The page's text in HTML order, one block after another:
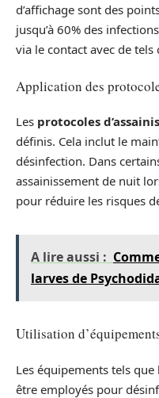
d’affichage sont des
jusqu’à 60% des
via le contact avec de tels
Application des
Les protocoles
définis. Cela inclut le
désinfection. Dans
assainissement de nuit
pour réduire les risques
A lire aussi :
larves de
Utilisation
Les équipements tels
être employés pour